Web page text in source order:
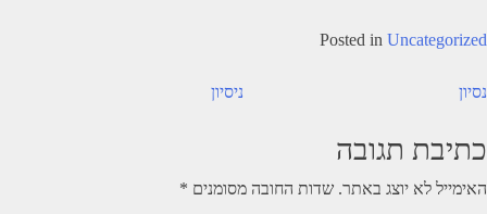
Posted in Uncategorized
ניווט ניסיון נסיון
כתיבת תגובה
האימייל לא יוצג באתר. שדות החובה מסומנים *